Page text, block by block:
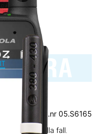
Vårt art.nr 05.S6165
Nästan i alla fall.